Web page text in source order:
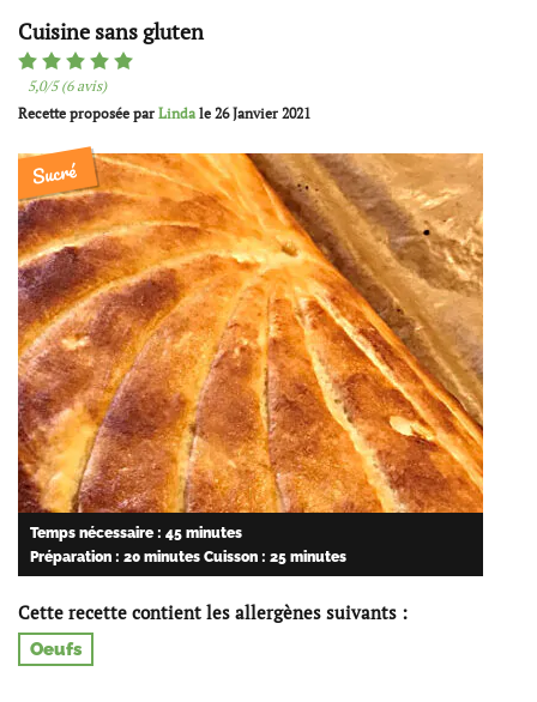
Cuisine sans gluten
5,0/5 (6 avis)
Recette proposée par Linda le 26 Janvier 2021
Sucré
Temps nécessaire : 45 minutes
Préparation : 20 minutes Cuisson : 25 minutes
Cette recette contient les allergènes suivants :
Oeufs